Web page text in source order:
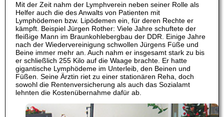
Mit der Zeit nahm der Lymphverein neben seiner Rolle als
Helfer auch die des Anwalts von Patienten mit
Lymphödemen bzw. Lipödemen ein, für deren Rechte er
kämpft. Beispiel Jürgen Rother: Viele Jahre schuftete der
fleißige Mann im Braunkohlebergbau der DDR. Einige Jahre
nach der Wiedervereinigung schwollen Jürgens Füße und
Beine immer mehr an. Auch nahm er insgesamt stark zu bis
er schließlich 255 Kilo auf die Waage brachte. Er hatte
gigantische Lymphödeme im Unterleib, den Beinen und
Füßen. Seine Ärztin riet zu einer stationären Reha, doch
sowohl die Rentenversicherung als auch das Sozialamt
lehnten die Kostenübernahme dafür ab.